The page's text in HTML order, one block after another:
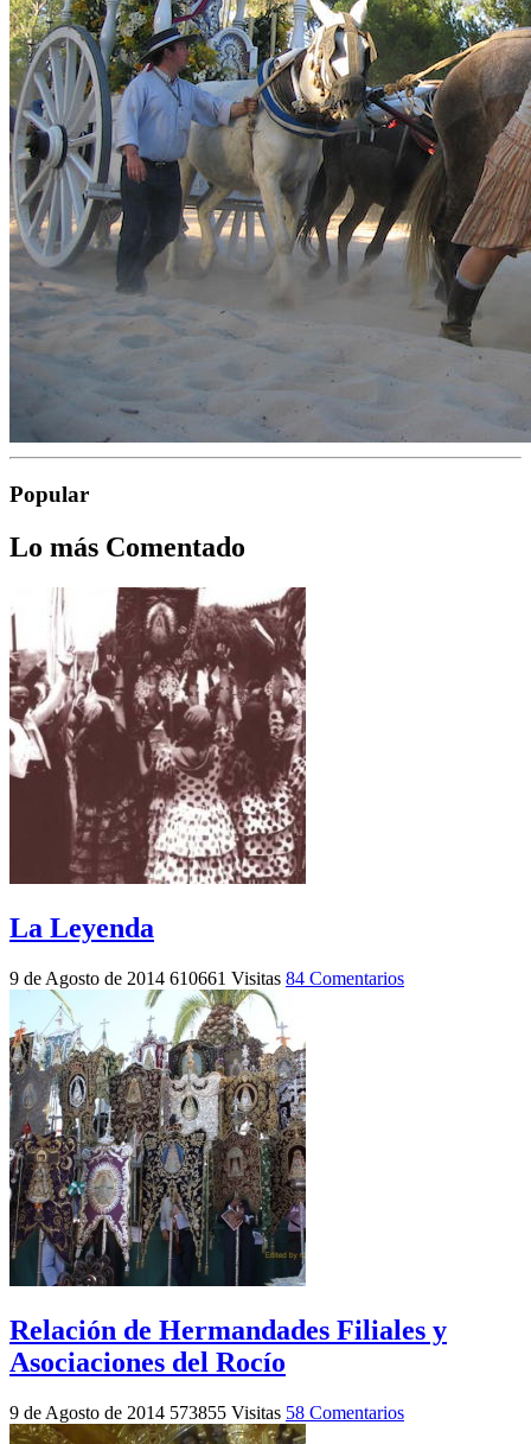
Popular
Lo más Comentado
La Leyenda
9 de Agosto de 2014 610661 Visitas 84 Comentarios
Relación de Hermandades Filiales y
Asociaciones del Rocío
9 de Agosto de 2014 573855 Visitas 58 Comentarios